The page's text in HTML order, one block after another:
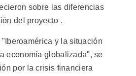
sobre las diferencias
del proyecto .
y la situación
economía globalizada", se
por la crisis financiera